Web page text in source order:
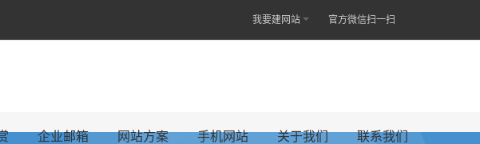
我要建网站 官方微信扫一扫
企业邮箱 网站方案 手机网站 关于我们 联系我们